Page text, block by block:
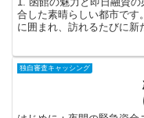
合した素晴らしい都市です
に囲まれ、訪れるたびに
らの夜景は、まるで宝石
独自審査キャッシング